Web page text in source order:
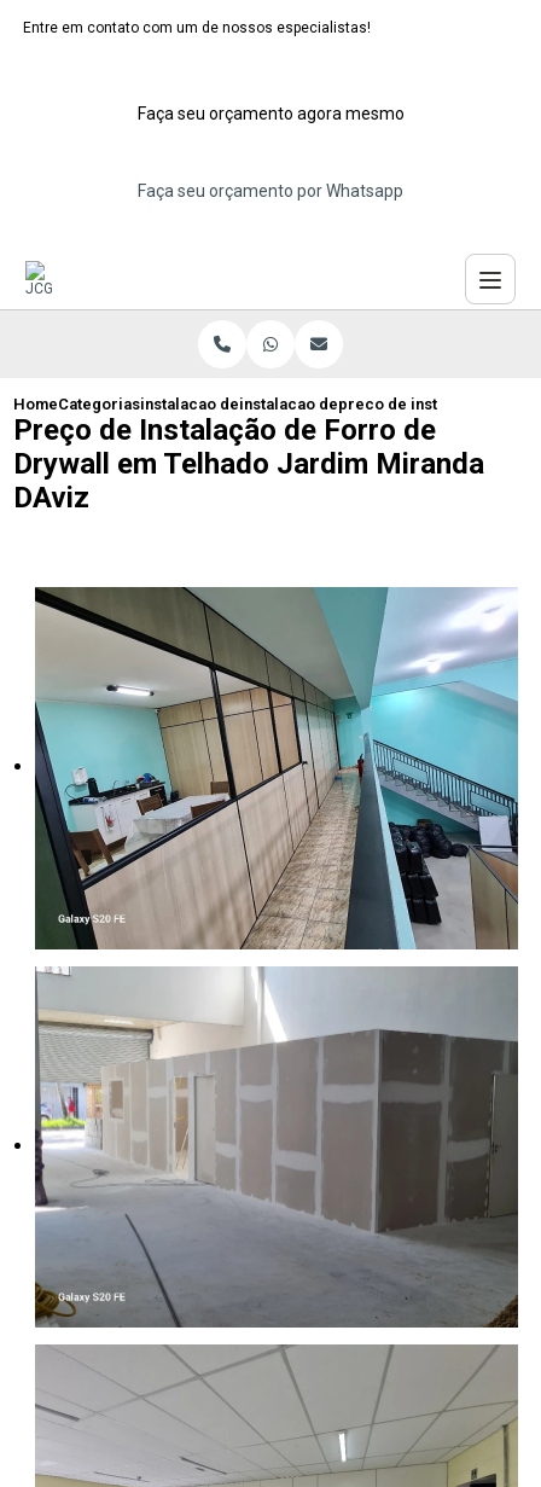
Entre em contato com um de nossos especialistas!
Faça seu orçamento agora mesmo
Faça seu orçamento por Whatsapp
HomeCategoriasinstalacao de forros de gesso
instalacao de forro gesso acartonado
preco de instalacao de
Preço de Instalação de Forro de
Drywall em Telhado Jardim Miranda
DAviz